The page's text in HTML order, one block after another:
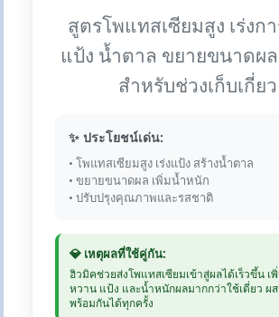
สูตรโพแทสเซียมสูง เร่งก
แป้ง น้ำตาล ขยายขนาดผล
สำหรับช่วงเก็บเกี่ยว
✨ ประโยชน์เด่น:
• โพแทสเซียมสูง เร่งแป้ง สร้างน้ำตาล
• ขยายขนาดผล เพิ่มน้ำหนัก
• ปรับปรุงคุณภาพและรสชาติ
💎 เหตุผลที่ใช้คู่กัน:
ฮิวมิคช่วยส่งโพแทสเซียมเข้าสู่ผลได้เร็วขึ้น เ
หวาน แป้ง และน้ำหนักผลมากกว่าใช้เดี่ยว ผ
พร้อมกันได้ทุกครั้ง